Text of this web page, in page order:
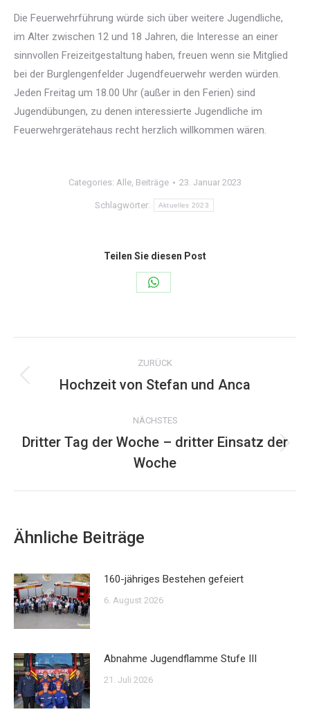
Die Feuerwehrführung würde sich über weitere Jugendliche,
im Alter zwischen 12 und 18 Jahren, die Interesse an einer
sinnvollen Freizeitgestaltung haben, freuen wenn sie Mitglied
bei der Burglengenfelder Jugendfeuerwehr werden würden.
Jeden Freitag um 18.00 Uhr (außer in den Ferien) sind
Jugendübungen, zu denen interessierte Jugendliche im
Feuerwehrgerätehaus recht herzlich willkommen wären.
Categories: Alle, Beiträge 23. Januar 2023
Schlagwörter: Aktuelles 2023
Teilen Sie diesen Post
Share
WhatsApp
Kommentarnavigation
ZURÜCK
Vorheriger
Hochzeit von Stefan und Anca
NÄCHSTES
Beitrag:
Dritter Tag der Woche – dritter Einsatz der
Woche
Ähnliche Beiträge
160-jähriges Bestehen gefeiert
6. August 2026
Abnahme Jugendflamme Stufe III
21. Juli 2026